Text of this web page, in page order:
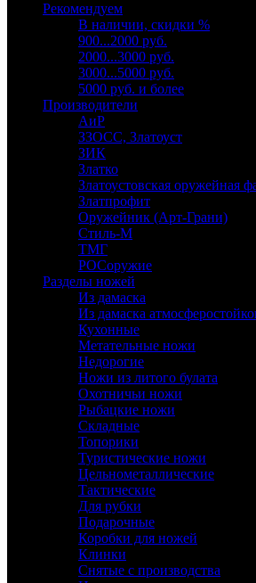
Рекомендуем
В наличии, скидки %
900...2000 руб.
2000...3000 руб.
3000...5000 руб.
5000 руб. и более
Производители
АиР
ЗЗОСС, Златоуст
ЗИК
Златко
Златоустовская оружейная
Златпрофит
Оружейник (Арт-Грани)
Стиль-М
ТМГ
РОСоружие
Разделы ножей
Из дамаска
Из дамаска
Кухонные
Метательные ножи
Недорогие
Ножи из литого булата
Охотничьи ножи
Рыбацкие ножи
Складные
Топорики
Туристические ножи
Цельнометаллические
Тактические
Для рубки
Подарочные
Коробки для ножей
Клинки
Снятые с производства